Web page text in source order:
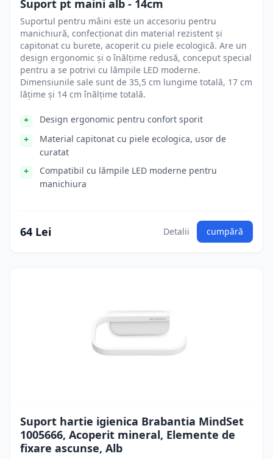
Suport pt maini alb - 14cm
Suportul pentru mâini este un accesoriu pentru
manichiură, confecționat din material rezistent și
capitonat cu burete, acoperit cu piele ecologică. Are un
design ergonomic și o înălțime redusă, conceput special
pentru a se potrivi cu lămpile LED moderne.
Dimensiunile sale sunt de 35,5 cm lungime totală, 17 cm
lățime și 14 cm înălțime totală.
Design ergonomic pentru confort sporit
Material capitonat cu piele ecologica, usor de
curatat
Compatibil cu lămpile LED moderne pentru
manichiura
64 Lei Detalii cumpără
Suport hartie igienica Brabantia MindSet
1005666, Acoperit mineral, Elemente de
fixare ascunse, Alb